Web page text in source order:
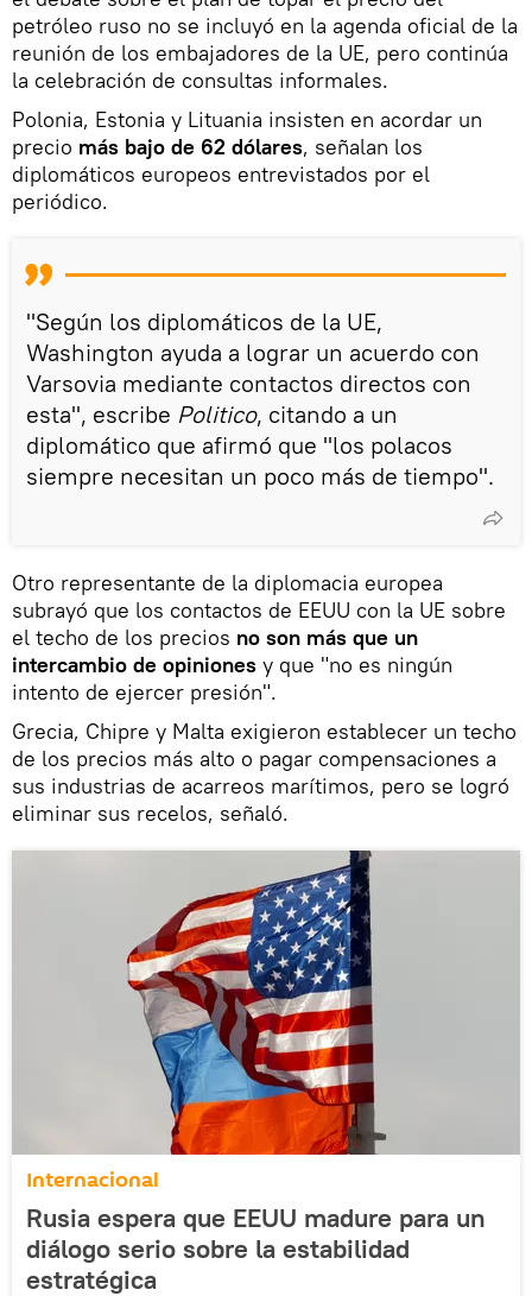
petróleo ruso no se incluyó en la agenda oficial de la
reunión de los embajadores de la UE, pero continúa
la celebración de consultas informales.
Polonia, Estonia y Lituania insisten en acordar un
precio más bajo de 62 dólares, señalan los
diplomáticos europeos entrevistados por el
periódico.
"Según los diplomáticos de la UE,
Washington ayuda a lograr un acuerdo con
Varsovia mediante contactos directos con
esta", escribe Politico, citando a un
diplomático que afirmó que "los polacos
siempre necesitan un poco más de tiempo".
Otro representante de la diplomacia europea
subrayó que los contactos de EEUU con la UE sobre
el techo de los precios no son más que un
intercambio de opiniones y que "no es ningún
intento de ejercer presión".
Grecia, Chipre y Malta exigieron establecer un techo
de los precios más alto o pagar compensaciones a
sus industrias de acarreos marítimos, pero se logró
eliminar sus recelos, señaló.
Internacional
Rusia espera que EEUU madure para un
diálogo serio sobre la estabilidad
estratégica